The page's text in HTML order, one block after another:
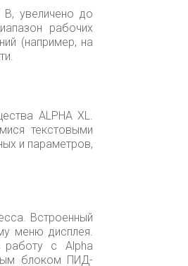
В, увеличено до
рабочих
(например, на
ALPHA XL.
текстовыми
и параметров,
Встроенный
меню дисплея.
работу с Alpha
блоком ПИД-